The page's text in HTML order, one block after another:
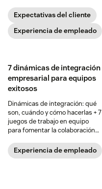
está ahora influyendo en el
lugar de trabajo.
Expectativas del cliente
Experiencia de empleado
7 dinámicas de integración
empresarial para equipos
exitosos
Dinámicas de integración: qué
son, cuándo y cómo hacerlas + 7
juegos de trabajo en equipo
para fomentar la colaboración
Experiencia de empleado